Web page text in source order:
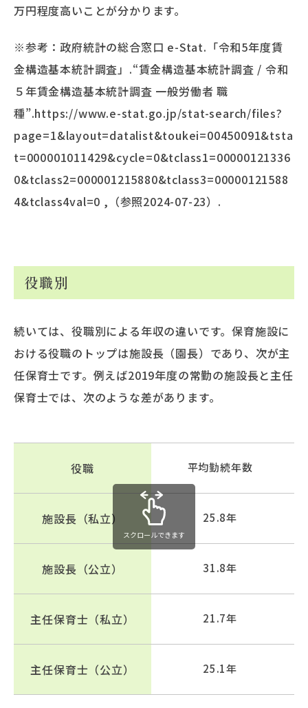
万円程度高いことが分かります。
※参考：政府統計の総合窓口 e-Stat.「令和5年度賃
金構造基本統計調査」.“賃金構造基本統計調査 / 令和
５年賃金構造基本統計調査 一般労働者 職
種”.https://www.e-stat.go.jp/stat-search/files?
page=1&layout=datalist&toukei=00450091&tsta
t=000001011429&cycle=0&tclass1=00000121336
0&tclass2=000001215880&tclass3=00000121588
4&tclass4val=0 ,（参照2024-07-23）.
役職別
続いては、役職別による年収の違いです。保育施設に
おける役職のトップは施設長（園長）であり、次が主
任保育士です。例えば2019年度の常勤の施設長と主任
保育士では、次のような差があります。
役職 平均勤続年数
施設長（私立） 25.8年
施設長（公立） 31.8年
主任保育士（私立） 21.7年
主任保育士（公立） 25.1年
スクロールできます